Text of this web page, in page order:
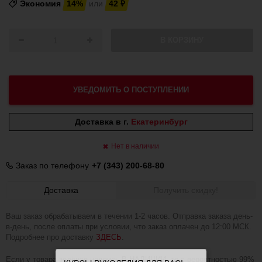
Экономия 14% или 42 ₽
УВЕДОМИТЬ О ПОСТУПЛЕНИИ
Доставка в г. Екатеринбург
Нет в наличии
Заказ по телефону +7 (343) 200-68-80
Доставка
Ваш заказ обрабатываем в течении 1-2 часов. Отправка заказа день-
в-день, после оплаты при условии, что заказ оплачен до 12:00 МСК.
Подробнее про доставку ЗДЕСЬ
Если у товара зелёная надпись В НАЛИЧИИ, то с вероятностью 99%